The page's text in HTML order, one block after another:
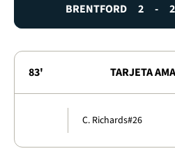
BRENTFORD 2 - 2
83' TARJETA
C. Richards#26